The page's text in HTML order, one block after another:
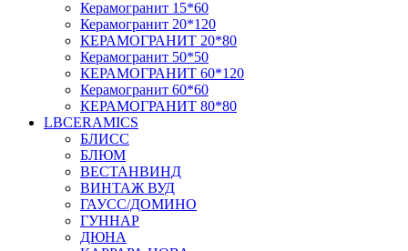
Керамогранит 15*60
Керамогранит 20*120
КЕРАМОГРАНИТ 20*80
Керамогранит 50*50
КЕРАМОГРАНИТ 60*120
Керамогранит 60*60
КЕРАМОГРАНИТ 80*80
LBCERAMICS
БЛИСС
БЛЮМ
ВЕСТАНВИНД
ВИНТАЖ ВУД
ГАУСС/ДОМИНО
ГУННАР
ДЮНА